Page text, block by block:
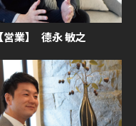
【営業】 德永 敏之